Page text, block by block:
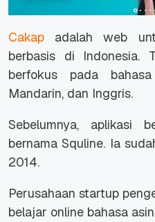
Cakap adalah web
berbasis di Indonesia.
berfokus pada
Mandarin, dan Inggris.
Sebelumnya, aplikasi
bernama Squline. Ia
2014.
Perusahaan startup
belajar online bahasa